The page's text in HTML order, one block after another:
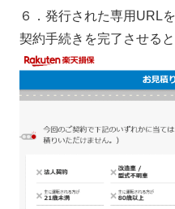
６．発行された専用URL
契約手続きを完了させる